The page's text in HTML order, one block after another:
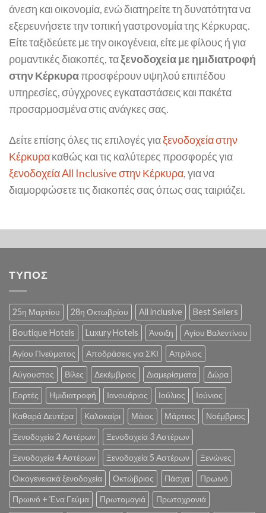
άνεση και οικονομία, ενώ διατηρείτε τη δυνατότητα να
εξερευνήσετε την τοπική γαστρονομία της Κέρκυρας.
Είτε ταξιδεύετε με την οικογένεια, είτε με φίλους ή για
ρομαντικές διακοπές, ταξενοδοχεία με ημιδιατροφή
στην Κέρκυραπροσφέρουν υψηλού επιπέδου
υπηρεσίες, σύγχρονες εγκαταστάσεις και πακέτα
προσαρμοσμένα στις ανάγκες σας.
Δείτε επίσης όλες τις επιλογές γιαξενοδοχεία στην
Κέρκυρακαθώς και τις καλύτερες προσφορές για
ξενοδοχεία All Inclusive στην Κέρκυρα, για να
διαμορφώσετε τις διακοπές σας όπως σας ταιριάζει.
ΤΥΠΟΣ
25η Μαρτίου 28η Οκτωβρίου All inclusive Best Sellers
Boutique Hotels Luxury Hotels Άνοιξη Αγίου Βαλεντίνου
Αγίου Πνεύματος Αποδράσεις για ΣΚΙ Απρίλιος
Αύγουστος Βίλες Δεκέμβριος Διαμερίσματα Δώρα
Εορτές Ημιδιατροφή Ιανουάριος Ιούλιος Ιούνιος
Καθαρά Δευτέρα Καλοκαίρι Μάιος Μάρτιος Νοέμβριος
Ξενοδοχεία 2 Αστέρων Ξενοδοχεία 3 Αστέρων
Ξενοδοχεία 4 Αστέρων Ξενοδοχεία 5 Αστέρων Ξενώνες
Οικογενειακά ξενοδοχεία Οκτώβριος Πάσχα Πρωινό
Πρωινό + Ένα Γεύμα Πρωτομαγιά Πρωτοχρονιά